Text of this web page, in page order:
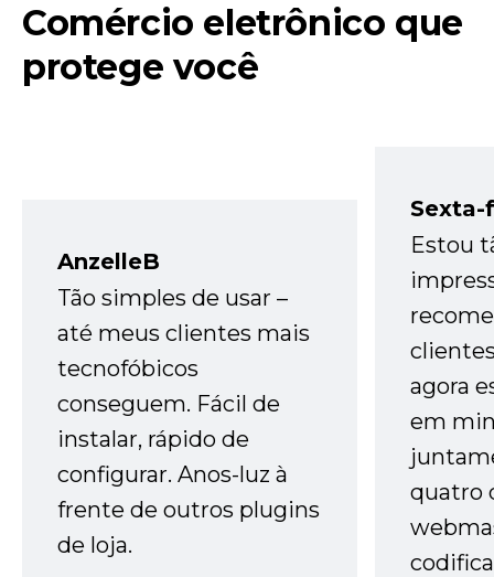
Comércio eletrônico que
protege você
AnzelleB
Tão simples de usar –
até meus clientes mais
tecnofóbicos
conseguem. Fácil de
instalar, rápido de
configurar. Anos-luz à
frente de outros plugins
de loja.
Sexta-
Estou
agora
em
quatro